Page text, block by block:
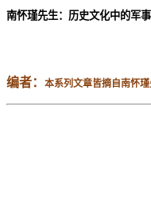
南怀瑾先生：历史文化中的军事
编者： 本系列文章皆摘 自 南怀瑾